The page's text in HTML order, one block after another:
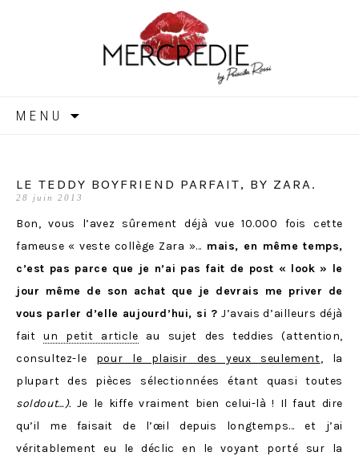
MERCREDIE
MENU
LE TEDDY BOYFRIEND PARFAIT, BY ZARA.
28 juin 2013
Bon, vous l’avez sûrement déjà vue 10.000 fois cette
fameuse « veste collège Zara »… mais, en même temps,
c’est pas parce que je n’ai pas fait de post « look » le
jour même de son achat que je devrais me priver de
vous parler d’elle aujourd’hui, si ? J’avais d’ailleurs déjà
faitun petit article au sujet des teddies (attention,
consultez-le pour le plaisir des yeux seulement, la
plupart des pièces sélectionnées étant quasi toutes
soldout…). Je le kiffe vraiment bien celui-là ! Il faut dire
qu’il me faisait de l’œil depuis longtemps… et j’ai
véritablement eu le déclic en le voyant porté sur la